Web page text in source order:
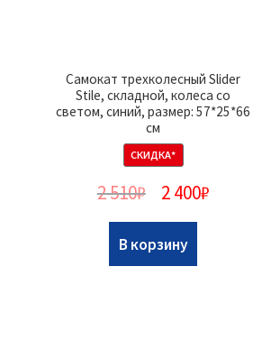
Самокат трехколесный Slider
Stile, складной, колеса со
светом, синий, размер: 57*25*66
см
СКИДКА*
2 510₽ 2 400₽
В корзину